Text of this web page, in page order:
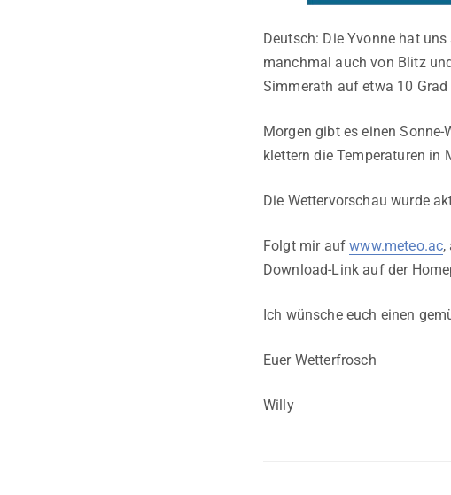
Deutsch: Die Yvonne hat
manchmal auch von Blitz
Simmerath auf etwa 10
Morgen gibt es einen
klettern die Temperaturen in
Die Wettervorschau wurde
Folgt mir aufwww.meteo.ac,
Download-Link auf der
Ich wünsche euch einen
Euer Wetterfrosch
Willy